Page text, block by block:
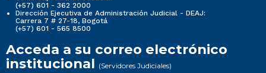
(+57) 601 - 362 2000
Dirección Ejecutiva de Administración Judicial - DEAJ:
Carrera 7 # 27-18, Bogotá
(+57) 601 - 565 8500
Acceda a su correo electrónico
institucional (Servidores Judiciales)